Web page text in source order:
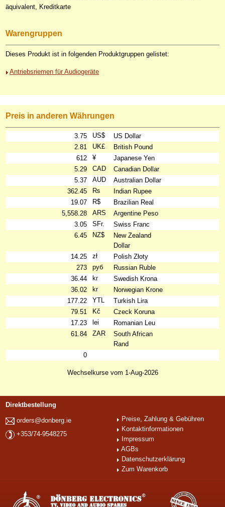
äquivalent, Kreditkarte
Warengruppen
Dieses Produkt ist in folgenden Produktgruppen gelistet:
Antriebsriemen für Audiogeräte
Preis in anderen Währungen
3.75 US$
US Dollar
2.81
UK£
British Pound
612
¥
Japanese Yen
5.29
CAD
Canadian Dollar
5.37
AUD
Australian Dollar
362.45
₨
Indian Rupee
19.07
R$
Brazilian Real
5,558.28
ARS
Argentine Peso
3.05
SFr.
Swiss Franc
6.45
NZ$
New Zealand
Dollar
14.25
zł
Polish Złoty
273
руб
Russian Ruble
36.44
kr
Swedish Krona
36.02
kr
Norwegian Krone
177.22
YTL
Turkish Lira
79.51
Kč
Czeck Koruna
17.23
lei
Romanian Leu
61.84
ZAR
South African
Rand
0
Wechselkurse vom 1-Aug-2026
Direktbestellung
orders@donberg.ie
+353/74-9548275
Preise, Zahlung & Gebühren
Kontaktinformationen
Impressum
AGBs
Datenschutzerklärung
Zum Warenkorb